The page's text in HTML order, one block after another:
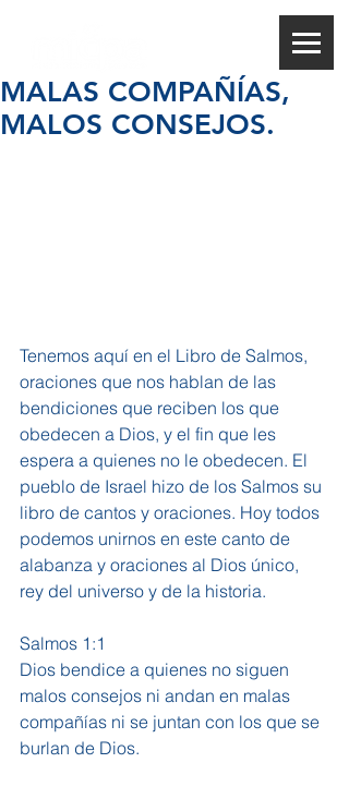
MALAS COMPAÑÍAS,
MALOS CONSEJOS.
Tenemos aquí en el Libro de Salmos,
oraciones que nos hablan de las
bendiciones que reciben los que
obedecen a Dios, y el fin que les
espera a quienes no le obedecen. El
pueblo de Israel hizo de los Salmos su
libro de cantos y oraciones. Hoy todos
podemos unirnos en este canto de
alabanza y oraciones al Dios único,
rey del universo y de la historia.
Salmos 1:1
Dios bendice a quienes no siguen
malos consejos ni andan en malas
compañías ni se juntan con los que se
burlan de Dios.